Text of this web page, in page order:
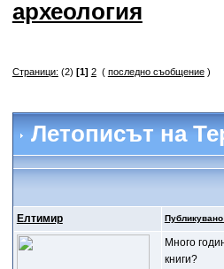
археология
Страници: (2) [1] 2( последно съобщение)
Летописът на
Елтимир
Много
книги?